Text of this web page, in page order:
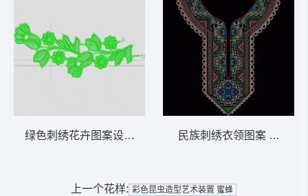
绿色刺绣花卉图案设计 简单花 民族刺绣衣领图案 十字绣
上一个花样: 彩色昆虫造型艺术装置 蜜蜂